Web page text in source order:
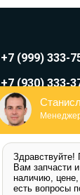
+7 (999) 333-
+7 (930) 333-
reductor-
350072, г.
Вам запчасти
наличию,
есть вопросы